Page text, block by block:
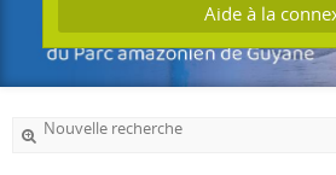
Aide à la
Nouvelle recherche